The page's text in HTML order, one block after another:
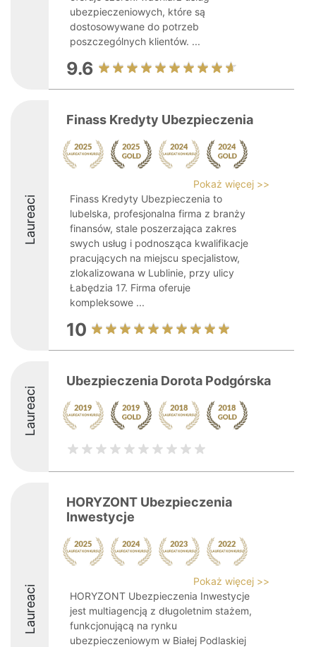
ubezpieczeniowych, które są
dostosowywane do potrzeb
poszczególnych klientów. ...
9.6
Laureaci
Finass Kredyty Ubezpieczenia
Pokaż więcej >>
Finass Kredyty Ubezpieczenia to
lubelska, profesjonalna firma z branży
finansów, stale poszerzająca zakres
swych usług i podnosząca kwalifikacje
pracujących na miejscu specjalistow,
zlokalizowana w Lublinie, przy ulicy
Łabędzia 17. Firma oferuje
kompleksowe ...
10
Laureaci
Ubezpieczenia Dorota Podgórska
Laureaci
HORYZONT Ubezpieczenia
Inwestycje
Pokaż więcej >>
HORYZONT Ubezpieczenia Inwestycje
jest multiagencją z długoletnim stażem,
funkcjonującą na rynku
ubezpieczeniowym w Białej Podlaskiej